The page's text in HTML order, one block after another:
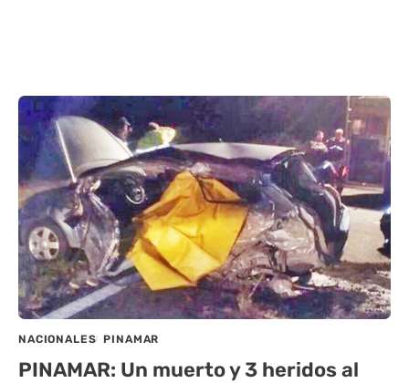
NACIONALES PINAMAR
PINAMAR: Un muerto y 3 heridos al